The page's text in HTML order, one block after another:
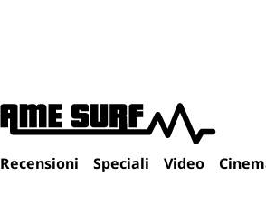
Recensioni Speciali Video